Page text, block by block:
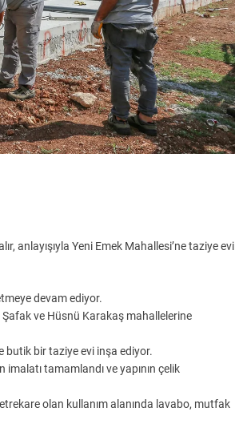
anlayışıyla Yeni Emek Mahallesi’ne taziye evi
devam ediyor.
Şafak ve Hüsnü Karakaş mahallelerine
butik bir taziye evi inşa ediyor.
tamamlandı ve yapının çelik
olan kullanım alanında lavabo, mutfak